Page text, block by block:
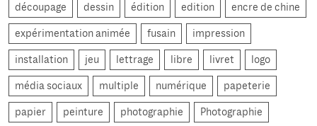
découpage dessin édition edition encre de chine
expérimentation animée fusain impression
installation jeu lettrage libre livret logo
média sociaux multiple numérique papeterie
papier peinture photographie Photographie